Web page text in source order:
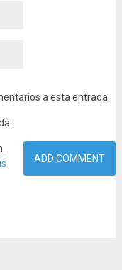
a esta entrada.